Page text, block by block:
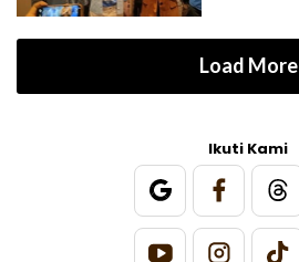
Load More
Ikuti Kami